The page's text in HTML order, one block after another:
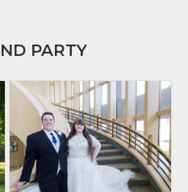
PARTY